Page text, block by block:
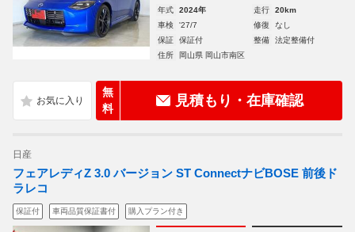
年式 2024年 走行
20km
車検
'27/7 修復
なし
保証
保証付 整備
法定整備付
住所
岡山県 岡山市南区
無
料
見積もり・在庫確認
日産
フェアレディZ 3.0 バージョン ST ConnectナビBOSE 前後ド
ラレコ
保証付 車両品質保証書付 購入プラン付き